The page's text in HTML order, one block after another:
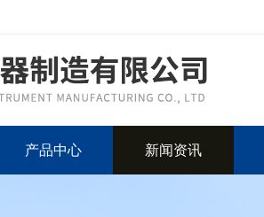
产品中心 新闻资讯